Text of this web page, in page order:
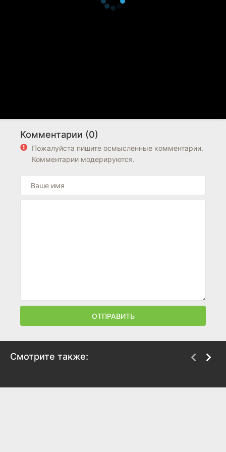
Комментарии (0)
Пожалуйста пишите осмысленные комментарии.
Комментарии модерируются.
ОТПРАВИТЬ
Смотрите также: